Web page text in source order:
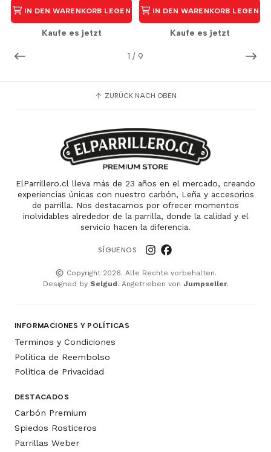
1 / 9
IN DEN WARENKORB LEGEN
Kaufe es jetzt
IN DEN WARENKORB LEGEN
Kaufe es jetzt
ZURÜCK NACH OBEN
ElParrillero.cl lleva más de 23 años en el mercado, creando
experiencias únicas con nuestro carbón, Leña y accesorios
de parrilla. Nos destacamos por ofrecer momentos
inolvidables alrededor de la parrilla, donde la calidad y el
servicio hacen la diferencia.
SÍGUENOS
Copyright 2026. Alle Rechte vorbehalten.
Designed by Selgud. Angetrieben von Jumpseller.
INFORMACIONES Y POLÍTICAS
Terminos y Condiciones
Política de Reembolso
Política de Privacidad
DESTACADOS
Carbón Premium
Spiedos Rosticeros
Parrillas Weber